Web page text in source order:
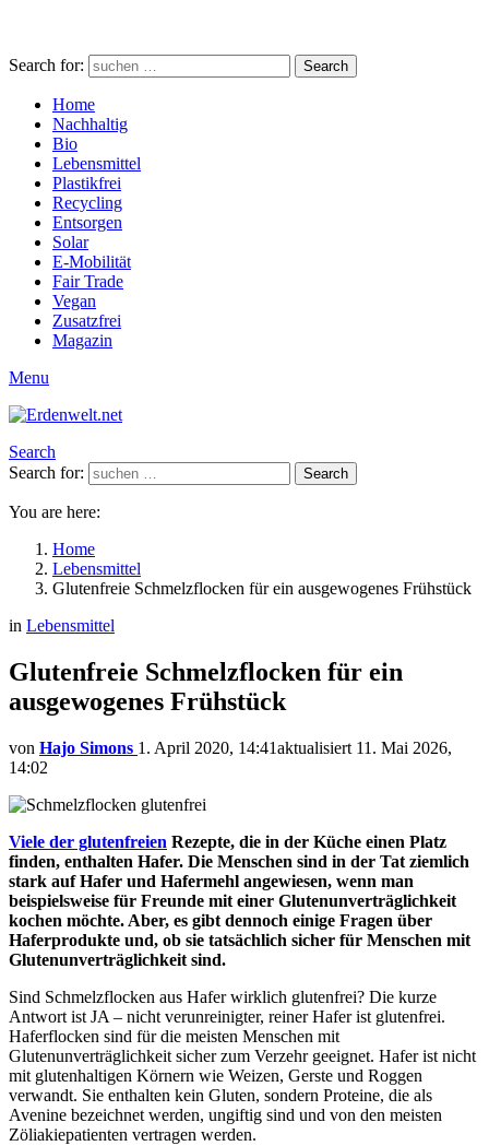
Search for: Search
Home
Nachhaltig
Bio
Lebensmittel
Plastikfrei
Recycling
Entsorgen
Solar
E-Mobilität
Fair Trade
Vegan
Zusatzfrei
Magazin
Menu
Search
Search for:
Search
You are here:
Home
Lebensmittel
Glutenfreie Schmelzflocken für ein ausgewogenes Frühstück
in Lebensmittel
Glutenfreie Schmelzflocken für ein
ausgewogenes Frühstück
von Hajo Simons 1. April 2020, 14:41aktualisiert 11. Mai 2026,
14:02
Viele der glutenfreien Rezepte, die in der Küche einen Platz
finden, enthalten Hafer. Die Menschen sind in der Tat ziemlich
stark auf Hafer und Hafermehl angewiesen, wenn man
beispielsweise für Freunde mit einer Glutenunverträglichkeit
kochen möchte. Aber, es gibt dennoch einige Fragen über
Haferprodukte und, ob sie tatsächlich sicher für Menschen mit
Glutenunverträglichkeit sind.
Sind Schmelzflocken aus Hafer wirklich glutenfrei? Die kurze
Antwort ist JA – nicht verunreinigter, reiner Hafer ist glutenfrei.
Haferflocken sind für die meisten Menschen mit
Glutenunverträglichkeit sicher zum Verzehr geeignet. Hafer ist nicht
mit glutenhaltigen Körnern wie Weizen, Gerste und Roggen
verwandt. Sie enthalten kein Gluten, sondern Proteine, die als
Avenine bezeichnet werden, ungiftig sind und von den meisten
Zöliakiepatienten vertragen werden.